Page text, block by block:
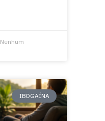
Nenhum
IBOGAÍNA